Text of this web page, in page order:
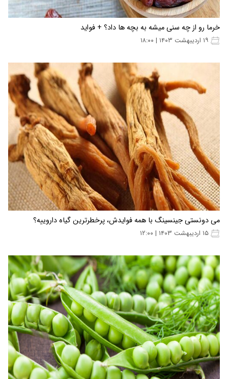
خرما رو از چه سنی میشه به بچه ها داد؟ + فواید
می دونستی جینسینگ با همه فوایدش، پرخطرترین گیاه داروییه؟